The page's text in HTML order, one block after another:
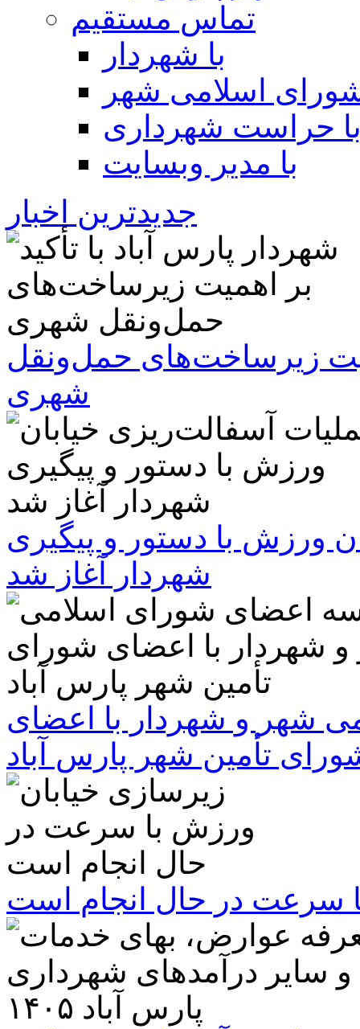
تماس مستقیم
با شهردار
اسلامی شهر
حراست شهرداری
با مدیر وبسایت
جدیدترین اخبار
زیرساخت‌های حمل‌ونقل
شهری
ورزش با دستور و پیگیری
شهردار آغاز شد
شهر و شهردار با اعضای
تأمین شهر پارس آباد
سرعت در حال انجام است